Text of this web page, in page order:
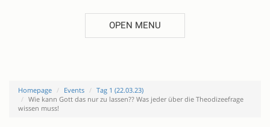
OPEN MENU
Homepage Events
Tag 1 (22.03.23)
Wie kann Gott das nur zu lassen?? Was jeder über die Theodizeefrage
wissen muss!